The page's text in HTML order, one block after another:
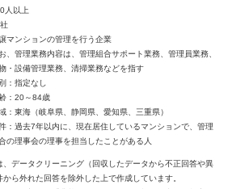
人以上
マンションの管理を行う企業
、管理業務内容は、管理組合サポート業務、管理員業務、
・設備管理業務、清掃業務などを指す
：指定なし
：20～84歳
：東海（岐阜県、静岡県、愛知県、三重県）
：過去7年以内に、現在居住しているマンションで、管理
の理事会の理事を担当したことがある人
データクリーニング（回収したデータから不正回答や異
ら外れた回答を除外した上で作成しています。